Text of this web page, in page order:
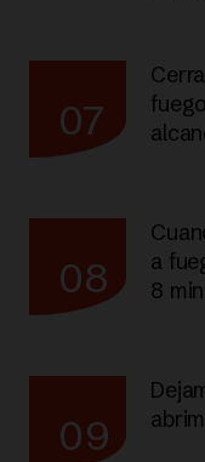
07
08
a
8
09